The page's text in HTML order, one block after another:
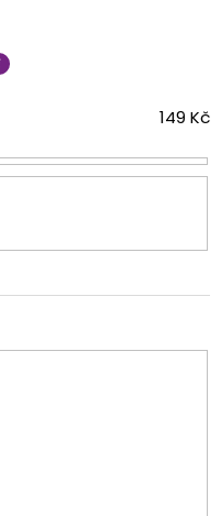
149 Kč